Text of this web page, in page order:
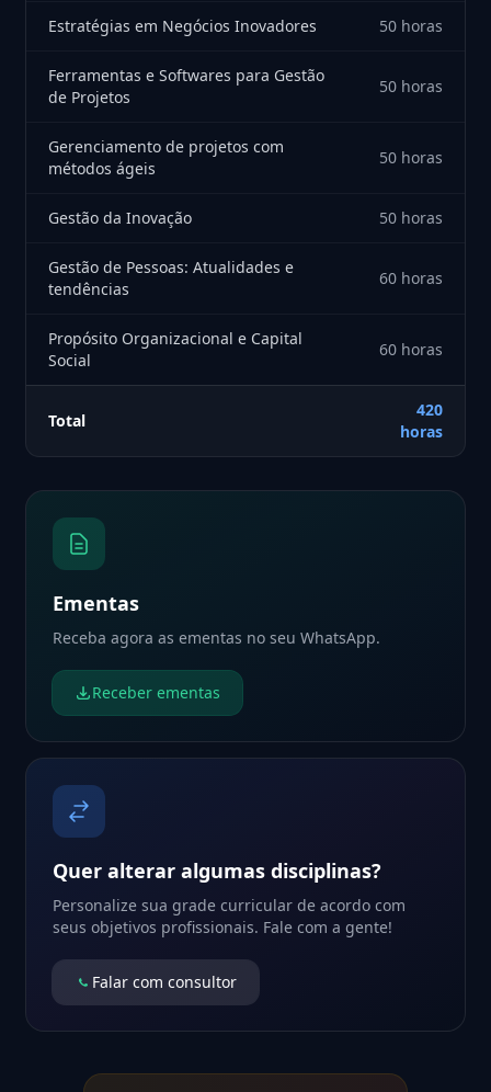
Estratégias em Negócios Inovadores 50 horas
Ferramentas e Softwares para Gestão
de Projetos
50 horas
Gerenciamento de projetos com
métodos ágeis
50 horas
Gestão da Inovação 50 horas
Gestão de Pessoas: Atualidades e
tendências
60 horas
Propósito Organizacional e Capital
Social
60 horas
Total
420
horas
Ementas
Receba agora as ementas no seu WhatsApp.
Receber ementas
Quer alterar algumas disciplinas?
Personalize sua grade curricular de acordo com
seus objetivos profissionais. Fale com a gente!
Falar com consultor